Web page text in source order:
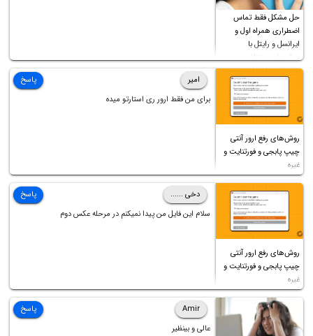
حل مشکل فقط تماس
اضطراری همراه اول و
ایرانسل و رایتل با
روش‌های مختلف
روش‌های رفع ارور آنتی
چیپ پابجی و فورتنایت و
غیره
امیر
برای من فقط ارور ری استارتو میده
پاسخ
روش‌های رفع ارور آنتی
چیپ پابجی و فورتنایت و
غیره
دخی ......
سلام این فایل من پیدا نمیکنم در مرحله عکس دوم
پاسخ
Amir
عالی و بینظیر
پاسخ